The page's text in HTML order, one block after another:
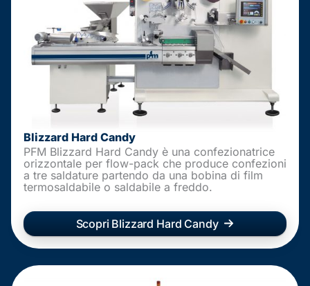
Blizzard Hard Candy
PFM Blizzard Hard Candy è una confezionatrice
orizzontale per flow-pack che produce confezioni
a tre saldature partendo da una bobina di film
termosaldabile o saldabile a freddo.
Scopri Blizzard Hard Candy